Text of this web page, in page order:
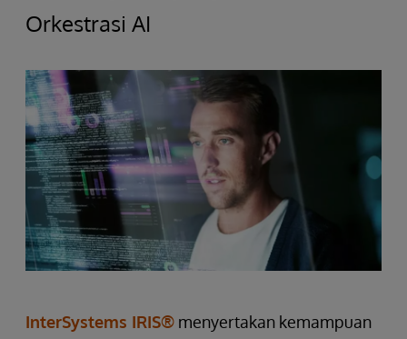
Orkestrasi AI
InterSystems IRIS® menyertakan kemampuan